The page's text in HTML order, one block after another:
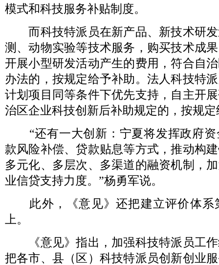
模式和科技服务补贴制度。
而科技特派员在新产品、新技术研发
测、动物实验等技术服务，购买技术成
开展小型研发活动产生的费用，符合自
办法的，按规定给予补助。法人科技特
计划项目同等条件下优先支持，自主开
治区企业科技创新后补助规定的，按规
“还有一大创新：宁夏将发挥政府资
款风险补偿、贷款贴息等方式，推动构
多元化、多层次、多渠道的融资机制，
业信贷支持力度。”杨勇军说。
此外，《意见》还把建立评价体系
上。
《意见》指出，加强科技特派员工作
把各市、县（区）科技特派员创新创业